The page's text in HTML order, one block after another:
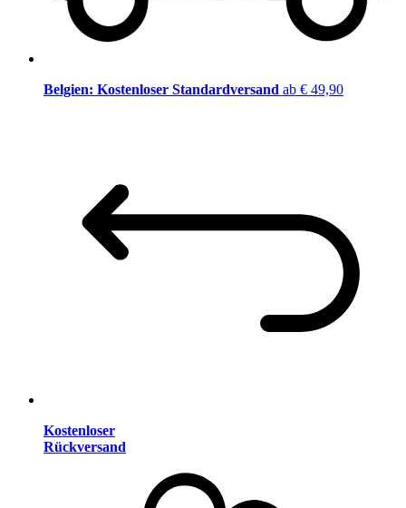
Belgien: Kostenloser Standardversand ab € 49,90
Kostenloser
Rückversand